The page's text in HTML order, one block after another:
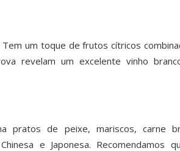
um toque de frutos cítricos
revelam um excelente vinho
pratos de peixe, mariscos, carne
e Japonesa. Recomendamos